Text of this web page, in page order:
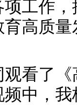
工作
高质
了《
频中，